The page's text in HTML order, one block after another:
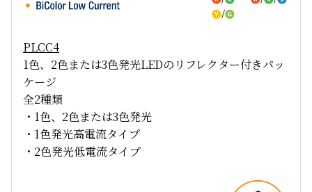
PLCC4
1色、2色または3色発光LEDのリフレクター付きパッ
ケージ
全2種類
・1色、2色または3色発光
・1色発光高電流タイプ
・2色発光低電流タイプ